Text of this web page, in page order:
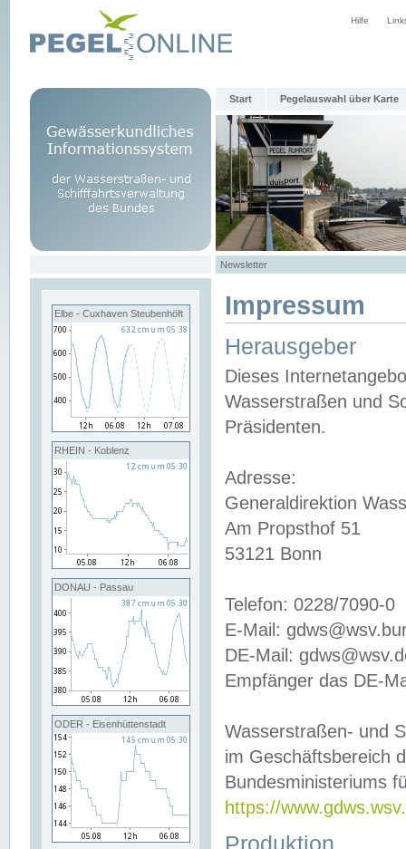
Hilfe
Start Pegelauswahl über Karte
Newsletter
Elbe - Cuxhaven Steubenhöft
RHEIN - Koblenz
DONAU - Passau
ODER - Eisenhüttenstadt
Impressum
Herausgeber
Dieses
Wasserstraßen und
Präsidenten.
Adresse:
Generaldirektion
Am Propsthof 51
53121 Bonn
Telefon: 0228/7090-0
E-Mail:
DE-Mail:
Empfänger das DE-
Wasserstraßen- und
im Geschäftsbereich
Bundesministeriums
https://
Produktion